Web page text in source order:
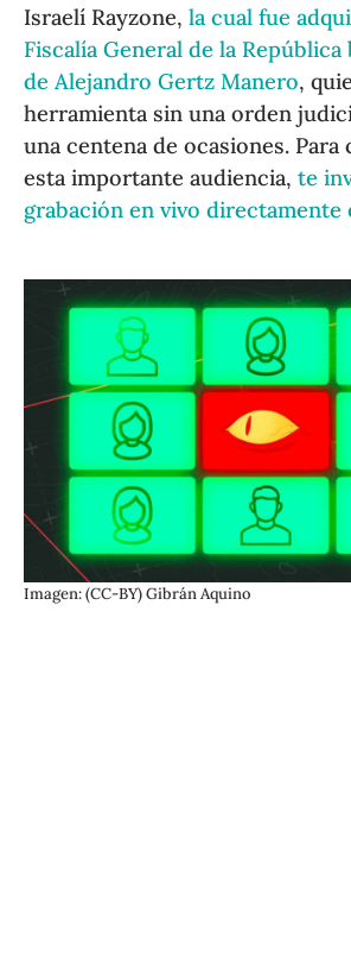
Israelí Rayzone,la cual fue
Fiscalía General de la República
de Alejandro Gertz Manero,
herramienta sin una orden
una centena de ocasiones. Para
esta importante audiencia,te
grabación en vivo directamente
Imagen: (CC-BY) Gibrán Aquino